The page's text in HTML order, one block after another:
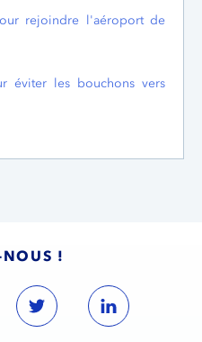
rejoindre l'aéroport de
éviter les bouchons vers
NOUS !